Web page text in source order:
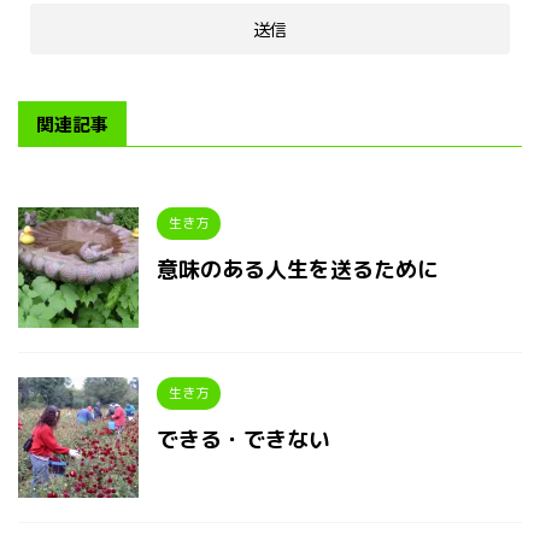
関連記事
生き方
意味のある人生を送るために
生き方
できる・できない